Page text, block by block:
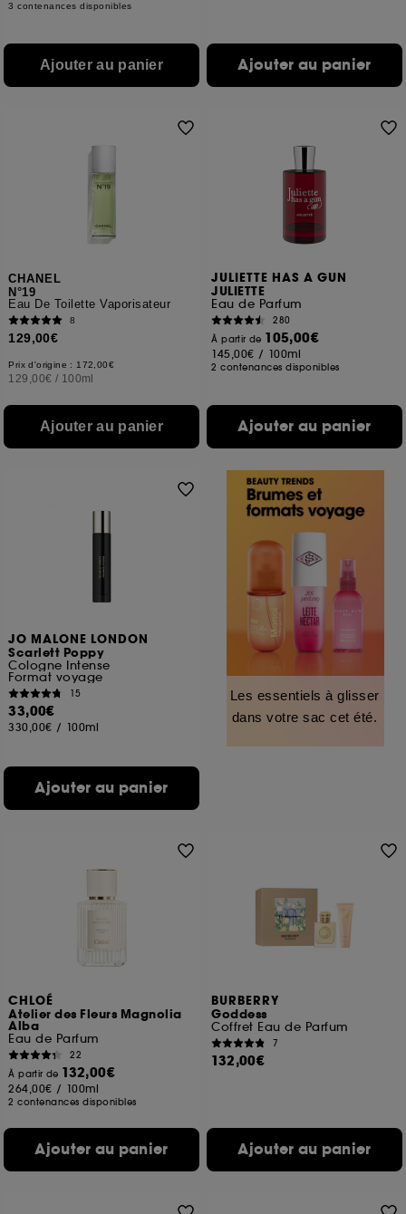
3 contenances disponibles
Ajouter au panier Ajouter au panier
CHANEL
N°19
Eau De Toilette Vaporisateur
8
129,00€
Prix d'origine : 172,00€
129,00€ / 100ml
Ajouter au panier
JULIETTE HAS A GUN
JULIETTE
Eau de Parfum
280
À partir de 105,00€
145,00€ / 100ml
2 contenances disponibles
Ajouter au panier
JO MALONE LONDON
Scarlett Poppy
Cologne Intense
Format voyage
15
33,00€
330,00€ / 100ml
Ajouter au panier
Les essentiels à glisser
dans votre sac cet été.
CHLOÉ
Atelier des Fleurs Magnolia
Alba
Eau de Parfum
22
À partir de 132,00€
264,00€ / 100ml
2 contenances disponibles
Ajouter au panier
BURBERRY
Goddess
Coffret Eau de Parfum
7
132,00€
Ajouter au panier